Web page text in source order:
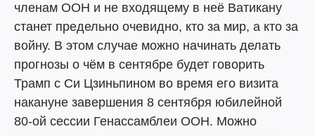
членам ООН и не входящему в неё Ватикану
станет предельно очевидно, кто за мир, а кто за
войну. В этом случае можно начинать делать
прогнозы о чём в сентябре будет говорить
Трамп с Си Цзиньпином во время его визита
накануне завершения 8 сентября юбилейной
80-ой сессии Генассамблеи ООН. Можно